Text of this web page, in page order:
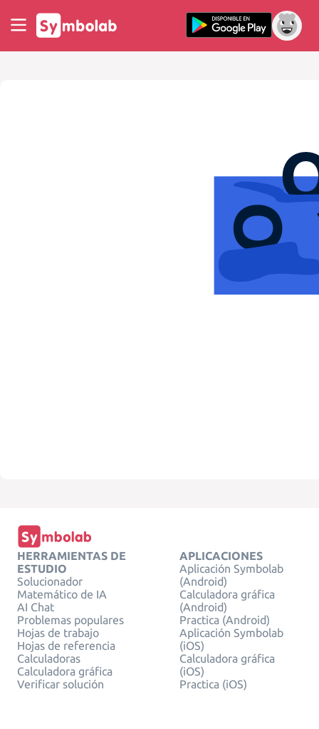
HERRAMIENTAS DE
ESTUDIO
Solucionador
Matemático de IA
AI Chat
Problemas populares
Hojas de trabajo
Hojas de referencia
Calculadoras
Calculadora gráfica
Verificar solución
APLICACIONES
Aplicación Symbolab
(Android)
Calculadora gráfica
(Android)
Practica (Android)
Aplicación Symbolab
(iOS)
Calculadora gráfica
(iOS)
Practica (iOS)